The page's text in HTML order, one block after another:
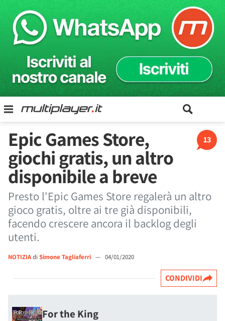
13
Epic Games Store,
giochi gratis, un altro
disponibile a breve
Presto l'Epic Games Store regalerà un altro
gioco gratis, oltre ai tre già disponibili,
facendo crescere ancora il backlog degli
utenti.
NOTIZIAdi Simone Tagliaferri — 04/01/2020
CONDIVIDI
For the King